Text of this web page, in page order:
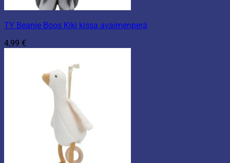
TY Beanie Boos Kiki kissa avaimenperä
4,99 €